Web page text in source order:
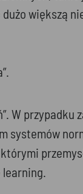
większą
W przypadku
systemów